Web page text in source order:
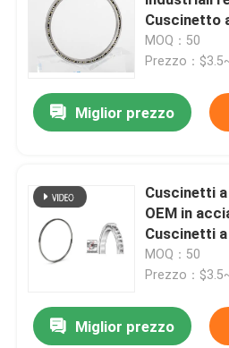
Cuscinetto
contatto
MOQ：50
Prezzo：
Miglior prezzo
Cuscinetti
OEM in
Cuscinetti
punti durevoli
MOQ：50
Prezzo：
Miglior prezzo